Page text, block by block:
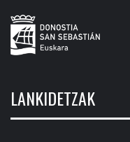
LANKIDETZAK